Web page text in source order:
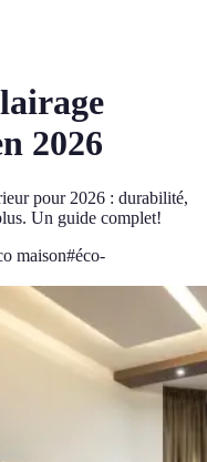
2026
pour 2026 : durabilité,
Un guide complet!
maison#éco-